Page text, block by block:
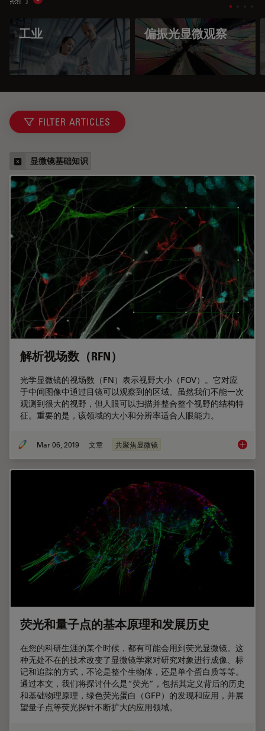
工业 偏振光显微观察
FILTER ARTICLES
显微镜基础知识
解析视场数（RFN）
光学显微镜的视场数（FN）表示视野大小（FOV）。它对应
于中间图像中通过目镜可以观察到的区域。虽然我们不能一次
观测到很大的视野，但人眼可以扫描并整合整个视野的结构特
征。重要的是，该领域的大小和分辨率适合人眼能力。
Mar 06, 2019 文章 共聚焦显微镜 解析视
荧光和量子点的基本原理和发展历史
在您的科研生涯的某个时候，都有可能会用到荧光显微镜。这
种无处不在的技术改变了显微镜学家对研究对象进行成像、标
记和追踪的方式，不论是整个生物体，还是单个蛋白质等等。
通过本文，我们将探讨什么是“荧光”，包括其定义背后的历史
和基础物理原理，绿色荧光蛋白（GFP）的发现和应用，并展
望量子点等荧光探针不断扩大的应用领域。